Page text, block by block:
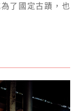
了國定古蹟，也